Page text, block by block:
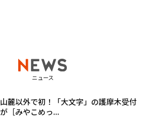
ニュース
山麓以外で初！「大文字」の護摩木受付
が［みやこめっ...